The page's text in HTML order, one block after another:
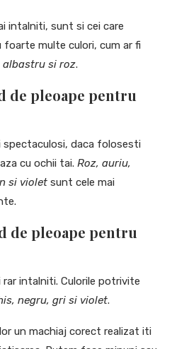
intalniti, sunt si cei care
foarte multe culori, cum ar fi
albastru si roz.
de pleoape pentru
spectaculosi, daca folosesti
cu ochii tai. Roz, auriu,
si violet sunt cele mai
de pleoape pentru
rar intalniti. Culorile potrivite
negru, gri si violet.
un machiaj corect realizat iti